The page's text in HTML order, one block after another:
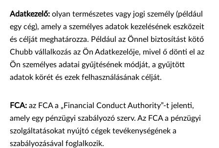
Adatkezelő: olyan természetes vagy jogi személy (például
egy cég), amely a személyes adatok kezelésének eszközeit
és célját meghatározza. Például az Önnel biztosítást kötő
Chubb vállalkozás az Ön Adatkezelője, mivel ő dönti el az
Ön személyes adatai gyűjtésének módját, a gyűjtött
adatok körét és ezek felhasználásának célját.
FCA: az FCA a „Financial Conduct Authority”-t jelenti,
amely egy pénzügyi szabályozó szerv. Az FCA a pénzügyi
szolgáltatásokat nyújtó cégek tevékenységének a
szabályozásával foglalkozik.